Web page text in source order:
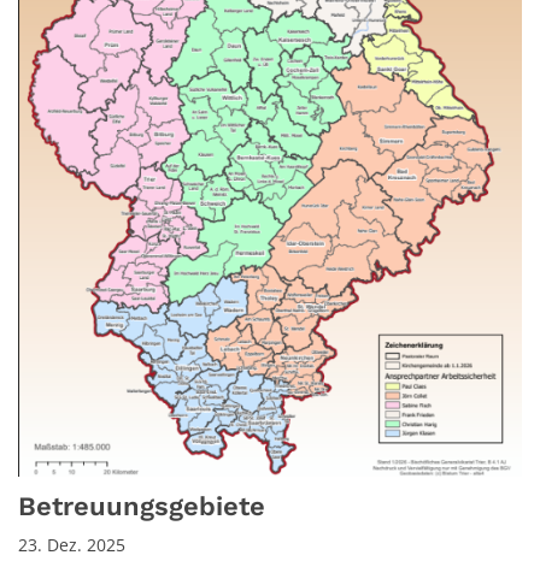
Betreuungsgebiete
23. Dez. 2025